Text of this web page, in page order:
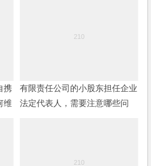
携
维
有限责任公司的小股东担任企业
法定代表人，需要注意哪些问